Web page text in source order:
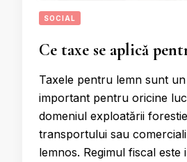
SOCIAL
Ce taxe se aplică
Taxele pentru lemn sunt
important pentru oricine
domeniul exploatării
transportului sau
lemnos. Regimul fiscal este